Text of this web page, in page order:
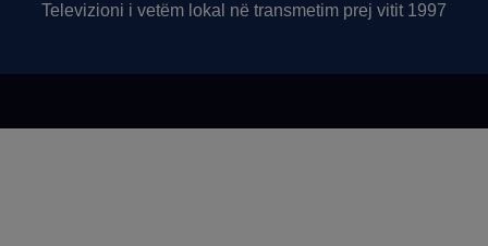
Televizioni i vetëm lokal në transmetim prej vitit 1997